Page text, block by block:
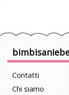
Contatti
Chi siamo